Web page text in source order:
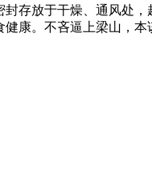
放于干燥、通风处，
康。不吝逼上梁山，